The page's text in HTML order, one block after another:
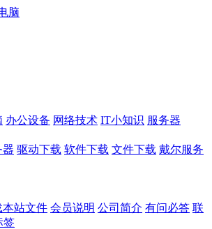
办公设备 网络技术 IT小知识 服务器
器 驱动下载 软件下载 文件下载 戴尔服务
本站文件 会员说明 公司简介 有问必答 联
签